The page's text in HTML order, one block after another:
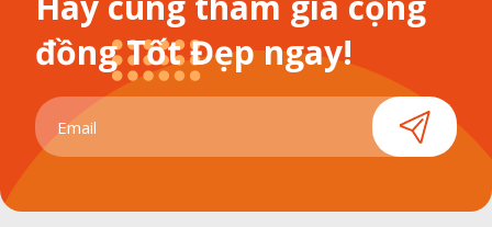
đồng Tốt Đẹp ngay!